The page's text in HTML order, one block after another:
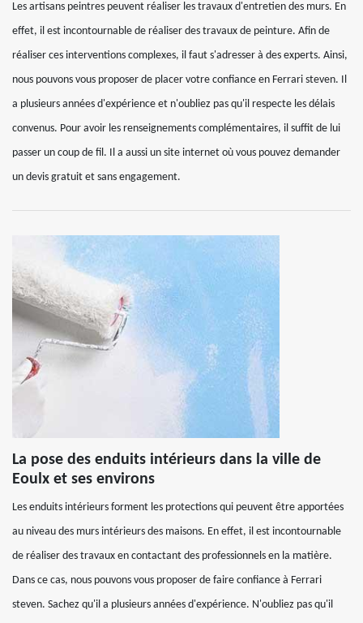
Les artisans peintres peuvent réaliser les travaux d'entretien des murs. En
effet, il est incontournable de réaliser des travaux de peinture. Afin de
réaliser ces interventions complexes, il faut s'adresser à des experts. Ainsi,
nous pouvons vous proposer de placer votre confiance en Ferrari steven. Il
a plusieurs années d'expérience et n'oubliez pas qu'il respecte les délais
convenus. Pour avoir les renseignements complémentaires, il suffit de lui
passer un coup de fil. Il a aussi un site internet où vous pouvez demander
un devis gratuit et sans engagement.
La pose des enduits intérieurs dans la ville de
Eoulx et ses environs
Les enduits intérieurs forment les protections qui peuvent être apportées
au niveau des murs intérieurs des maisons. En effet, il est incontournable
de réaliser des travaux en contactant des professionnels en la matière.
Dans ce cas, nous pouvons vous proposer de faire confiance à Ferrari
steven. Sachez qu'il a plusieurs années d'expérience. N'oubliez pas qu'il